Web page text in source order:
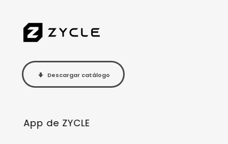
Descargar catálogo
App de ZYCLE